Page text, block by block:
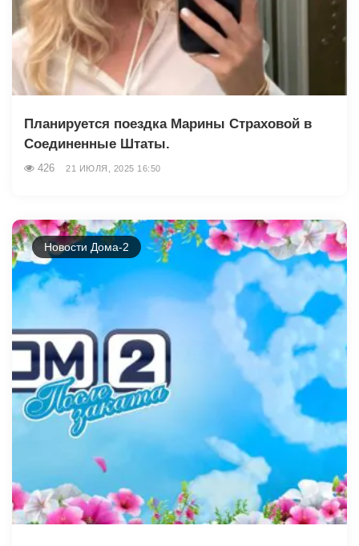
Планируется поездка Марины Страховой в
Соединенные Штаты.
426 21 ИЮЛЯ, 2025 16:50
Новости Дома-2